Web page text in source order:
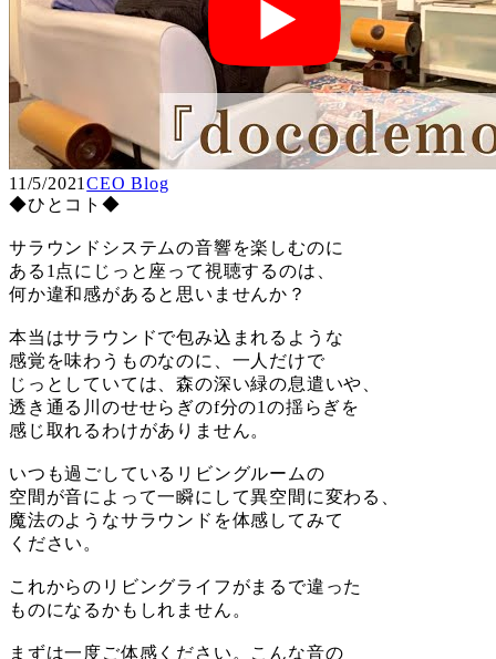
11/5/2021CEO Blog
◆ひとコト◆
サラウンドシステムの音響を楽しむのに
ある1点にじっと座って視聴するのは、
何か違和感があると思いませんか？
本当はサラウンドで包み込まれるような
感覚を味わうものなのに、一人だけで
じっとしていては、森の深い緑の息遣いや、
透き通る川のせせらぎのf分の1の揺らぎを
感じ取れるわけがありません。
いつも過ごしているリビングルームの
空間が音によって一瞬にして異空間に変わる、
魔法のようなサラウンドを体感してみて
ください。
これからのリビングライフがまるで違った
ものになるかもしれません。
まずは一度ご体感ください。こんな音の